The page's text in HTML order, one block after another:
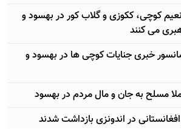
کوچی، ککوزی و گلاب کور در بهسود و
می کنند
خبری جنایات کوچی ها در بهسود و
مسلح به جان و مال مردم در بهسود
در اندونزی بازداشت شدند